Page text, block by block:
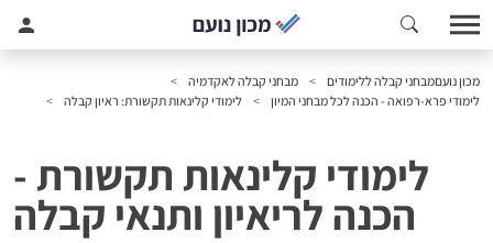
מכון נועםמבחני קבלה ללימודים
מבחני קבלה לאקדמיה
לימודי פרא-רפואה - הכנה לכל מבחני המיון
לימודי קלינאות תקשורת: ראיון קבלה
לימודי קלינאות תקשורת -
הכנה לריאיון ותנאי קבלה